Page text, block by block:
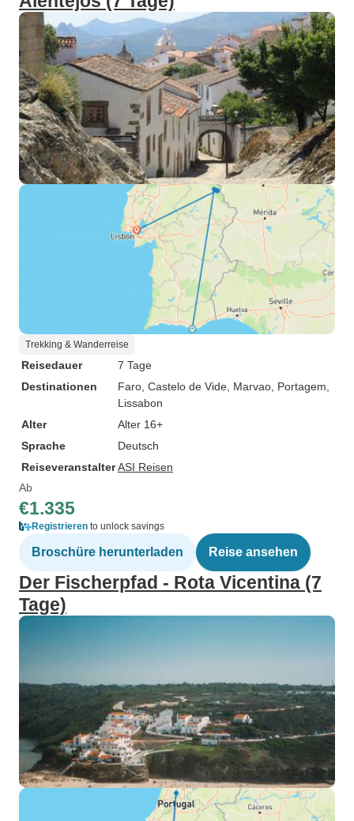
Trekking & Wanderreise
Reisedauer
7 Tage
Destinationen
Faro , Castelo de Vide , Marvao , Portagem
Lissabon
Alter
Alter 16+
Sprache
Deutsch
ReiseveranstalterASI Reisen
Ab
€1.335
Registrieren to unlock savings
Broschüre herunterladen Reise ansehen
Der Fischerpfad - Rota Vicentina (7
Tage)